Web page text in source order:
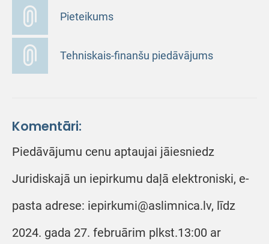
Pieteikums
Tehniskais-finanšu piedāvājums
Komentāri:
Piedāvājumu cenu aptaujai jāiesniedz
Juridiskajā un iepirkumu daļā elektroniski, e-
pasta adrese: iepirkumi@aslimnica.lv, līdz
2024. gada 27. februārim plkst.13:00 ar